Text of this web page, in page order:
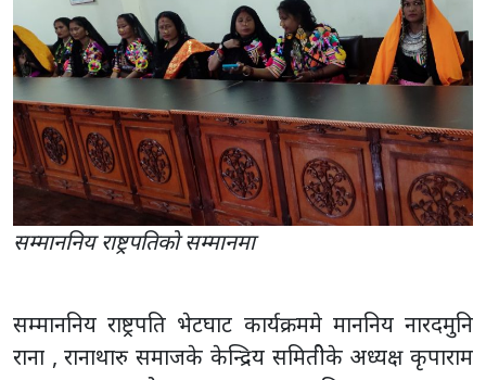
सम्माननिय राष्ट्रपतिकाे सम्मानमा
सम्माननिय राष्ट्रपति भेटघाट कार्यक्रममे माननिय नारदमुनि
राना , रानाथारु समाजके केन्द्रिय समितीेके अध्यक्ष कृपाराम
राना , सदस्य कृष्ण राना, भगीरथ राना ,रामबेटी राना ,गर्भ
राना ,रामसय राना , शिवनारायण राना , रानाथारु डटकमके